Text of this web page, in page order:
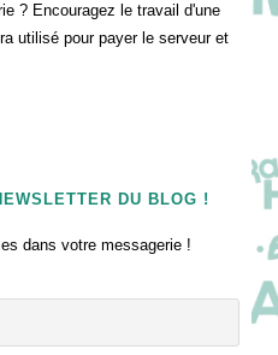
? Encouragez le travail d'une
utilisé pour payer le serveur et
DU BLOG !
dans votre messagerie !